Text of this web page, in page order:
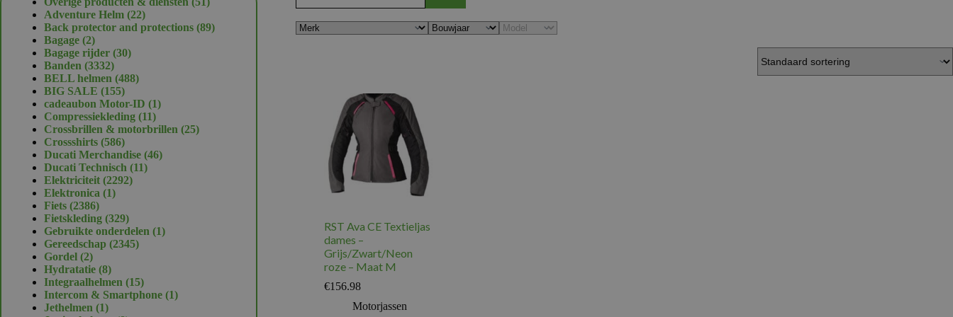
RST Ava CE Textieljas
dames –
Grijs/Zwart/Neon
roze – Maat M
€156.98
Motorjassen
Adventure Helm 2222
producten
Back protector and protections 8989
Bagage 22
producten
Bagage rijder 3030
Banden 33323332
producten
BELL helmen 488488
BIG SALE 155155
producten
cadeaubon Motor-ID 11
Compressiekleding 1111
producten
Crossbrillen & motorbrillen 2525
Crossshirts 586586
producten
Ducati Merchandise 4646
Ducati Technisch 1111
Elektriciteit 22922292
Elektronica 11
Fiets 23862386
producten
Fietskleding 329329
producten
Gebruikte onderdelen 11
Gereedschap 23452345
Gordel 22
producten
Hydratatie 88
producten
Integraalhelmen 1515
producten
Intercom & Smartphone 11
Jethelmen 11